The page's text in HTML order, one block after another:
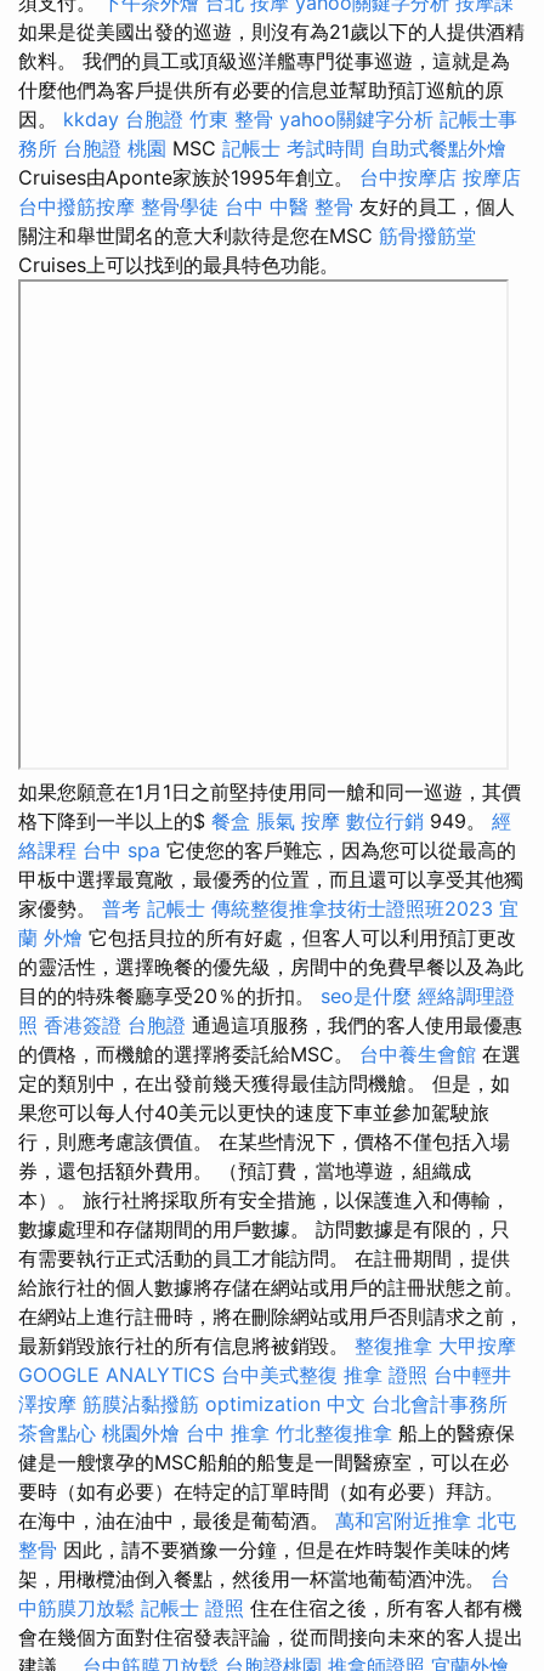
如果是從美國出發的巡遊，則沒有為21歲以下的人提供酒精
飲料。 我們的員工或頂級巡洋艦專門從事巡遊，這就是為
什麼他們為客戶提供所有必要的信息並幫助預訂巡航的原
因。 kkday 台胞證 竹東 整骨 yahoo關鍵字分析 記帳士事
務所 台胞證 桃園 MSC 記帳士 考試時間 自助式餐點外燴
Cruises由Aponte家族於1995年創立。 台中按摩店 按摩店
台中撥筋按摩 整骨學徒 台中 中醫 整骨 友好的員工，個人
關注和舉世聞名的意大利款待是您在MSC 筋骨撥筋堂
Cruises上可以找到的最具特色功能。
如果您願意在1月1日之前堅持使用同一艙和同一巡遊，其價
格下降到一半以上的$ 餐盒 脹氣 按摩 數位行銷 949。 經
絡課程 台中 spa 它使您的客戶難忘，因為您可以從最高的
甲板中選擇最寬敞，最優秀的位置，而且還可以享受其他獨
家優勢。 普考 記帳士 傳統整復推拿技術士證照班2023 宜
蘭 外燴 它包括貝拉的所有好處，但客人可以利用預訂更改
的靈活性，選擇晚餐的優先級，房間中的免費早餐以及為此
目的的特殊餐廳享受20％的折扣。 seo是什麼 經絡調理證
照 香港簽證 台胞證 通過這項服務，我們的客人使用最優惠
的價格，而機艙的選擇將委託給MSC。 台中養生會館 在選
定的類別中，在出發前幾天獲得最佳訪問機艙。 但是，如
果您可以每人付40美元以更快的速度下車並參加駕駛旅
行，則應考慮該價值。 在某些情況下，價格不僅包括入場
券，還包括額外費用。 （預訂費，當地導遊，組織成
本）。 旅行社將採取所有安全措施，以保護進入和傳輸，
數據處理和存儲期間的用戶數據。 訪問數據是有限的，只
有需要執行正式活動的員工才能訪問。 在註冊期間，提供
給旅行社的個人數據將存儲在網站或用戶的註冊狀態之前。
在網站上進行註冊時，將在刪除網站或用戶否則請求之前，
最新銷毀旅行社的所有信息將被銷毀。 整復推拿 大甲按摩
GOOGLE ANALYTICS 台中美式整復 推拿 證照 台中輕井
澤按摩 筋膜沾黏撥筋 optimization 中文 台北會計事務所
茶會點心 桃園外燴 台中 推拿 竹北整復推拿 船上的醫療保
健是一艘懷孕的MSC船舶的船隻是一間醫療室，可以在必
要時（如有必要）在特定的訂單時間（如有必要）拜訪。
在海中，油在油中，最後是葡萄酒。 萬和宮附近推拿 北屯
整骨 因此，請不要猶豫一分鐘，但是在炸時製作美味的烤
架，用橄欖油倒入餐點，然後用一杯當地葡萄酒沖洗。 台
中筋膜刀放鬆 記帳士 證照 住在住宿之後，所有客人都有機
會在幾個方面對住宿發表評論，從而間接向未來的客人提出
建議。 台中筋膜刀放鬆 台胞證桃園 推拿師證照 宜蘭外燴